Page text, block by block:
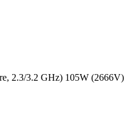
2.3/3.2 GHz) 105W (2666V)